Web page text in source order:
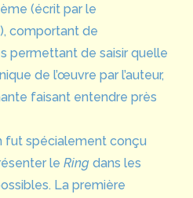
(écrit par le
comportant de
permettant de saisir quelle
de l’œuvre par l’auteur,
faisant entendre près
fut spécialement conçu
le Ring dans les
La première